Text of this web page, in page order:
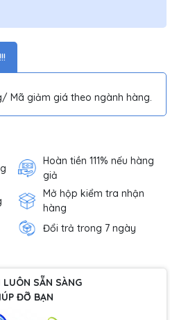
Mã giảm giá theo ngành hàng.
Hoàn tiền 111% nếu hàng
giả
Mở hộp kiểm tra nhận
hàng
Đổi trả trong 7 ngày
LUÔN SẴN SÀNG
ĐỠ BẠN